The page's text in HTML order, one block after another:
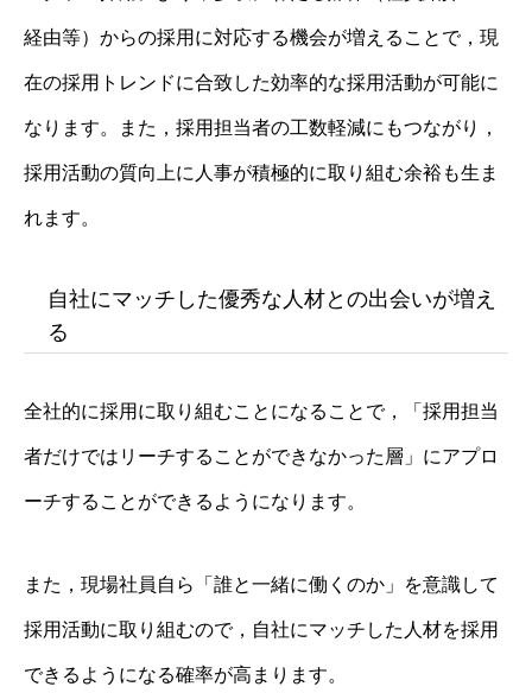
経由等）からの採用に対応する機会が増えることで，現
在の採用トレンドに合致した効率的な採用活動が可能に
なります。また，採用担当者の工数軽減にもつながり，
採用活動の質向上に人事が積極的に取り組む余裕も生ま
れます。
自社にマッチした優秀な人材との出会いが増え
る
全社的に採用に取り組むことになることで，「採用担当
者だけではリーチすることができなかった層」にアプロ
ーチすることができるようになります。
また，現場社員自ら「誰と一緒に働くのか」を意識して
採用活動に取り組むので，自社にマッチした人材を採用
できるようになる確率が高まります。